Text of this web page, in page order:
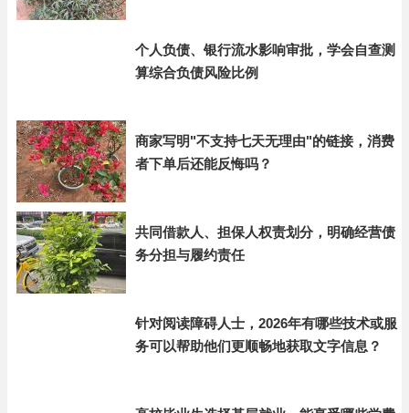
个人负债、银行流水影响审批，学会自查测
算综合负债风险比例
商家写明"不支持七天无理由"的链接，消费
者下单后还能反悔吗？
共同借款人、担保人权责划分，明确经营债
务分担与履约责任
针对阅读障碍人士，2026年有哪些技术或服
务可以帮助他们更顺畅地获取文字信息？